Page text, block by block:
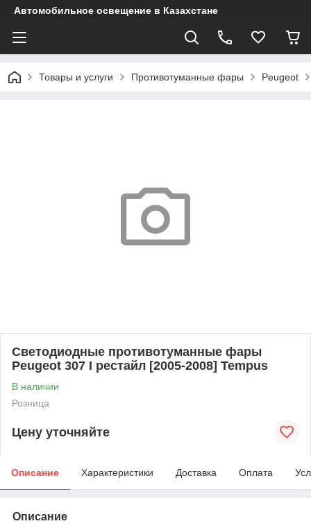
Автомобильное освещение в Казахстане
Товары и услуги Противотуманные фары Peugeot
Светодиодные противотуманные фары
Peugeot 307 I рестайл [2005-2008] Tempus
В наличии
Розница
Цену уточняйте
Описание Характеристики Доставка Оплата
Описание